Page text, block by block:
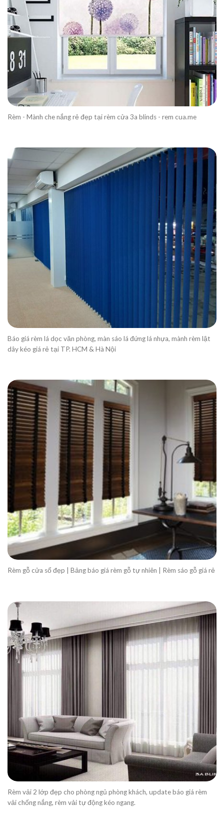
Rèm - Mành che nắng rẻ đẹp tại rèm cửa 3a blinds - rem cua.me
Báo giá rèm lá dọc văn phòng, màn sáo lá đứng lá nhựa, mành rèm lật
dây kéo giá rẻ tại TP. HCM & Hà Nội
Rèm gỗ cửa sổ đẹp | Bảng báo giá rèm gỗ tự nhiên | Rèm sáo gỗ giá rẻ
Rèm vải 2 lớp đẹp cho phòng ngủ phòng khách, update báo giá rèm
vải chống nắng, rèm vải tự động kéo ngang.